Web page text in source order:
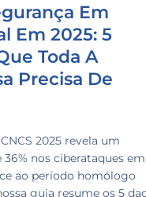
Em
Em 2025: 5
Toda A
Precisa De
2025 revela um
nos ciberataques em
ao período homólogo
guia resume os 5